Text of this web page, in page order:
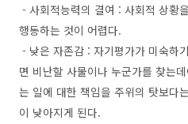
- 사회적능력의 결여 : 사회적 상황
행동하는 것이 어렵다.
- 낮은 자존감 : 자기평가가 미숙하
면 비난할 사물이나 누군가를 찾는
는 일에 대한 책임을 주위의 탓보다
이 낮아지게 된다.